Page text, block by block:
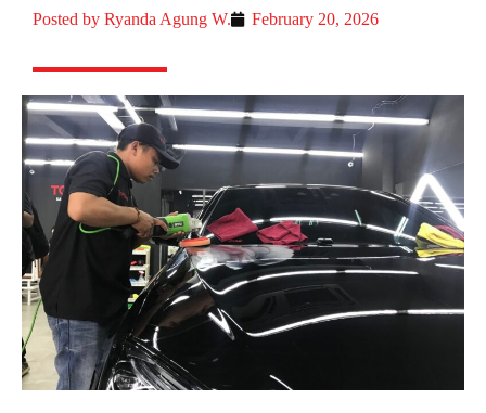
Posted by Ryanda Agung W. February 20, 2026